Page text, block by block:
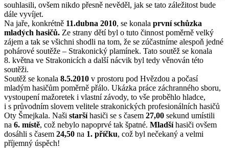
souhlasili, ovšem nikdo přesně nevěděl, jak se tato záležitost bude
dále vyvíjet.
Na jaře, konkrétně 11.dubna 2010, se konala první schůzka
mladých hasičů. Ze strany dětí byl o tuto činnost poměrně velký
zájem a tak se všichni shodli na tom, že se zúčastníme alespoň jedné
pohárové soutěže – Strakonický plamínek. Tato soutěž se konala
8. května ve Strakonicích a další nácvik byl tedy věnován této
soutěži.
Soutěž se konala 8.5.2010 v prostoru pod Hvězdou a počasí
mladým hasičům poměrně přálo. Ukázka práce záchranného sboru,
vystoupení mažoretek i vlastní závody, to vše proběhlo hladce,
i s průvodním slovem velitele strakonických profesionálních hasičů
Oty Šmejkala. Naši staršíhasiči se s časem 27,00 sekund umístili
na 6. místě, což nebylo napoprvé tak špatné. Mladšíhasiči ovšem
dosáhli s časem 24,50 na 1. příčku, což byl nečekaný a velmi
příjemný úspěch!